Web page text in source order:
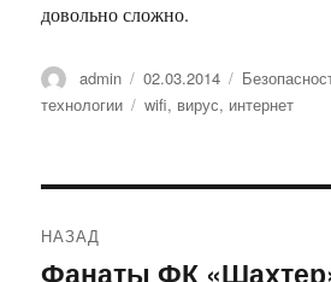
довольно сложно.
Автор
admin Опубликовано
02.03.2014 Рубрики
технологии
Метки
wifi, вирус, интернет
по
НАЗАД
Предыдущая
Фанаты ФК